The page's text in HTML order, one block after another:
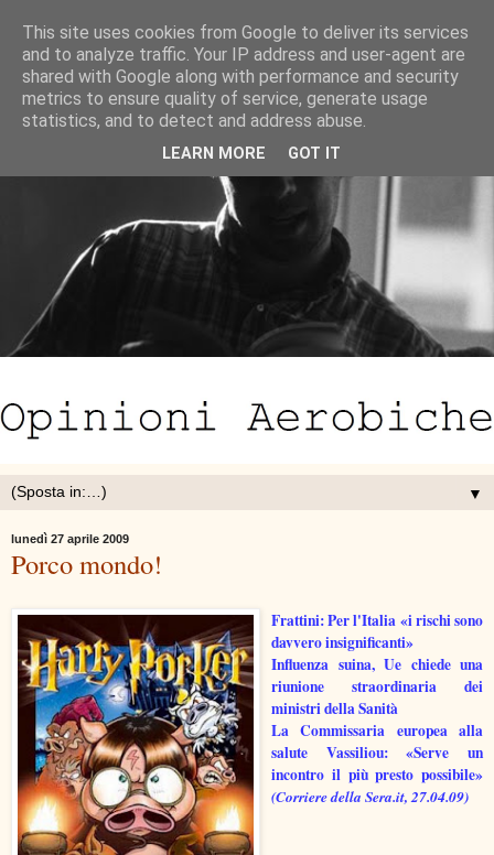
▼
lunedì 27 aprile 2009
Porco mondo!
Frattini: Per l'Italia «i rischi sono
davvero insignificanti»
Influenza suina, Ue chiede una
riunione straordinaria dei
ministri della Sanità
La Commissaria europea alla
salute Vassiliou: «Serve un
incontro il più presto possibile»
(Corriere della Sera.it, 27.04.09)
This site uses cookies from Google to deliver its services
and to analyze traffic. Your IP address and user-agent are
shared with Google along with performance and security
metrics to ensure quality of service, generate usage
statistics, and to detect and address abuse.
LEARN MORE GOT IT